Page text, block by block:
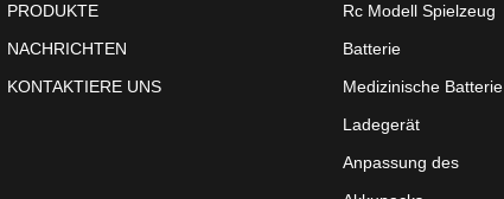
PRODUKTE
NACHRICHTEN
KONTAKTIERE UNS
Rc Modell Spielzeug
Batterie
Medizinische Batterie
Ladegerät
Anpassung des